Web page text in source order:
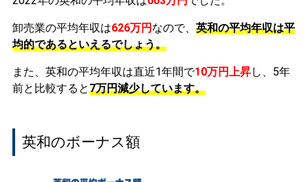
卸売業の平均年収は626万円 なので、 英和の平均年収は平
均的であるといえるでしょう。
また、英和の平均年収は直近1年間で10万円上昇し、5年
前と比較すると7万円減少しています。
英和のボーナス額